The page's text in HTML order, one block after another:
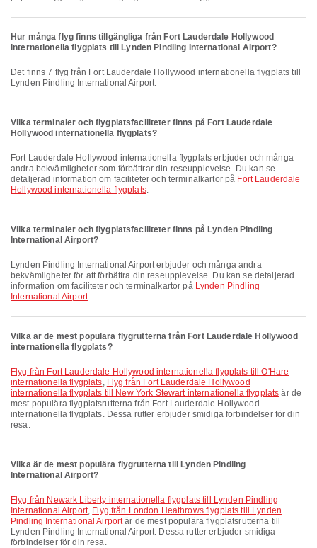
Hur många flyg finns tillgängliga från Fort Lauderdale Hollywood
internationella flygplats till Lynden Pindling International Airport?
Det finns 7 flyg från Fort Lauderdale Hollywood internationella flygplats till
Lynden Pindling International Airport.
Vilka terminaler och flygplatsfaciliteter finns på Fort Lauderdale
Hollywood internationella flygplats?
Fort Lauderdale Hollywood internationella flygplats erbjuder och många
andra bekvämligheter som förbättrar din reseupplevelse. Du kan se
detaljerad information om faciliteter och terminalkartor på Fort Lauderdale
Hollywood internationella flygplats.
Vilka terminaler och flygplatsfaciliteter finns på Lynden Pindling
International Airport?
Lynden Pindling International Airport erbjuder och många andra
bekvämligheter för att förbättra din reseupplevelse. Du kan se detaljerad
information om faciliteter och terminalkartor på Lynden Pindling
International Airport.
Vilka är de mest populära flygrutterna från Fort Lauderdale Hollywood
internationella flygplats?
Flyg från Fort Lauderdale Hollywood internationella flygplats till O'Hare
internationella flygplats, Flyg från Fort Lauderdale Hollywood
internationella flygplats till New York Stewart internationella flygplats är de
mest populära flygplatsrutterna från Fort Lauderdale Hollywood
internationella flygplats. Dessa rutter erbjuder smidiga förbindelser för din
resa.
Vilka är de mest populära flygrutterna till Lynden Pindling
International Airport?
Flyg från Newark Liberty internationella flygplats till Lynden Pindling
International Airport, Flyg från London Heathrows flygplats till Lynden
Pindling International Airportär de mest populära flygplatsrutterna till
Lynden Pindling International Airport. Dessa rutter erbjuder smidiga
förbindelser för din resa.